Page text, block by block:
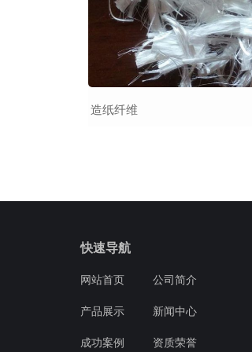
造纸纤维
快速导航
网站首页 公司简介
产品展示 新闻中心
成功案例 资质荣誉